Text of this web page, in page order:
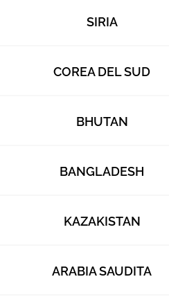
SIRIA
COREA DEL SUD
BHUTAN
BANGLADESH
KAZAKISTAN
ARABIA SAUDITA